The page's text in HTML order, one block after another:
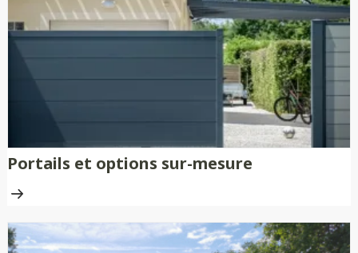
nécessitent aucune peinture ni
traitement anti-rouille.
Portails et options sur-mesure